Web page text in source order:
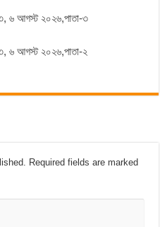
৩, ৬ আগস্ট ২০২৬,পাতা-৩
৩, ৬ আগস্ট ২০২৬,পাতা-২
Required fields are marked